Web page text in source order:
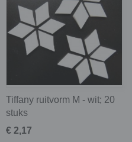
Tiffany ruitvorm M - wit; 20
stuks
€ 2,17